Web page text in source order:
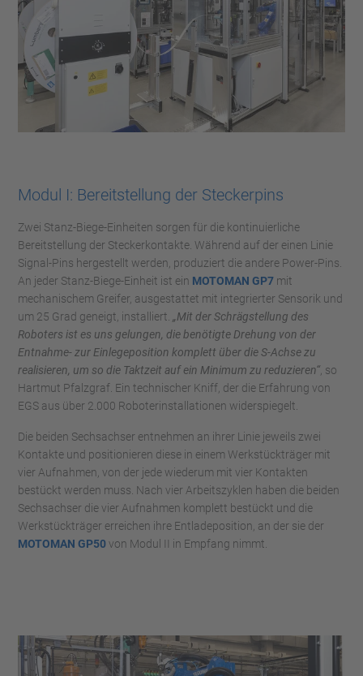
Modul I: Bereitstellung der Steckerpins
Zwei Stanz-Biege-Einheiten sorgen für die kontinuierliche
Bereitstellung der Steckerkontakte. Während auf der einen Linie
Signal-Pins hergestellt werden, produziert die andere Power-Pins.
An jeder Stanz-Biege-Einheit ist ein MOTOMAN GP7 mit
mechanischem Greifer, ausgestattet mit integrierter Sensorik und
um 25 Grad geneigt, installiert. „Mit der Schrägstellung des
Roboters ist es uns gelungen, die benötigte Drehung von der
Entnahme- zur Einlegeposition komplett über die S-Achse zu
realisieren, um so die Taktzeit auf ein Minimum zu reduzieren“ , so
Hartmut Pfalzgraf. Ein technischer Kniff, der die Erfahrung von
EGS aus über 2.000 Roboterinstallationen widerspiegelt.
Die beiden Sechsachser entnehmen an ihrer Linie jeweils zwei
Kontakte und positionieren diese in einem Werkstückträger mit
vier Aufnahmen, von der jede wiederum mit vier Kontakten
bestückt werden muss. Nach vier Arbeitszyklen haben die beiden
Sechsachser die vier Aufnahmen komplett bestückt und die
Werkstückträger erreichen ihre Entladeposition, an der sie der
MOTOMAN GP50von Modul II in Empfang nimmt.